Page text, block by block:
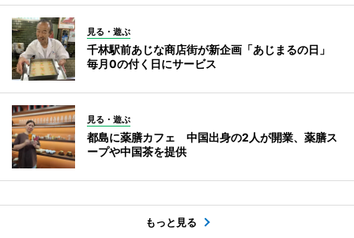
見る・遊ぶ
千林駅前あじな商店街が新企画「あじまるの日」
毎月0の付く日にサービス
見る・遊ぶ
都島に薬膳カフェ 中国出身の2人が開業、薬膳ス
ープや中国茶を提供
もっと見る